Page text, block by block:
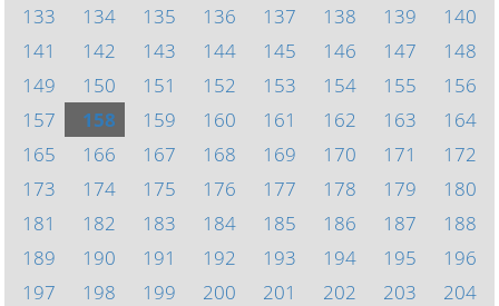
133
134 135 136 137 138 139
140
141
142 143 144 145 146 147
148
149
150 151 152 153 154 155
156
157
158 159 160 161 162 163
164
165
166 167 168 169 170 171
172
173
174 175 176 177 178 179
180
181
182 183 184 185 186 187
188
189
190 191 192 193 194 195
196
197
198 199 200 201 202 203
204